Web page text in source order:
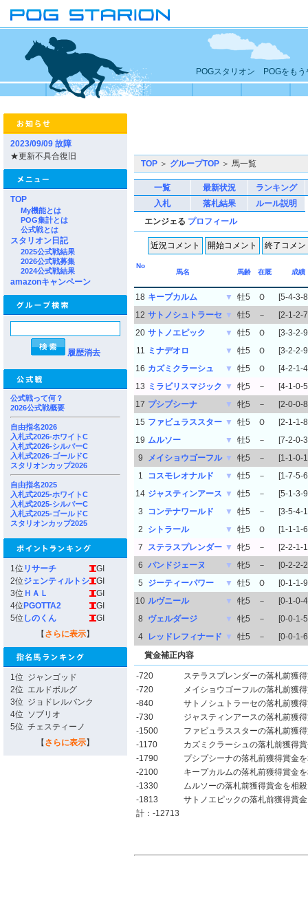
POGスタリオン POGをもう
2023/09/09 故障
★更新不具合復旧
TOP
My機能とは
POG集計とは
公式戦とは
スタリオン日記
2025公式戦結果
2026公式戦募集
2024公式戦結果
amazonキャンペーン
履歴消去
公式戦って何？
2026公式戦概要
自由指名2026
入札式2026-ホワイトC
入札式2026-シルバーC
入札式2026-ゴールドC
スタリオンカップ2026
自由指名2025
入札式2025-ホワイトC
入札式2025-シルバーC
入札式2025-ゴールドC
スタリオンカップ2025
1位 リサーチ
GI
2位ジェンティルトシ
GI
3位 ＨＡＬ
GI
4位 PGOTTA2
GI
5位 しのくん
GI
【 さらに表示】
1位 ジャンゴッド
2位 エルドボルグ
3位 ジョドレルバンク
4位 ソブリオ
5位 チェスティーノ
【 さらに表示】
TOP ＞ グループTOP ＞ 馬一覧
一覧 最新状況
ランキング
入札
落札結果
ルール説明
エンジェる プロフィール
No
馬名
馬齢 在厩 成績
18 キープカルム ▼ 牡5 Ｏ
[5-4-3-
12 サトノシュトラーセ ▼ 牡5 －
[2-1-2-
20 サトノエピック ▼ 牡5 Ｏ
[3-3-2-
11 ミナデオロ ▼ 牡5 Ｏ
[3-2-2-
16 カズミクラーシュ ▼ 牡5 Ｏ
[4-2-1-
13 ミラビリスマジック ▼ 牝5 －
[4-1-0-
17 プシプシーナ ▼ 牝5 －
[2-0-0-
15 ファビュラススター ▼ 牡5 Ｏ
[2-1-1-
19 ムルソー ▼ 牡5 －
[7-2-0-
9
メイショウゴーフル ▼ 牝5 －
[1-1-0-
1
コスモレオナルド ▼ 牡5 －
[1-7-5-
14 ジャスティンアース ▼ 牡5 －
[5-1-3-
3
コンテナワールド ▼ 牡5 －
[3-5-4-
2
シトラール ▼ 牡5 Ｏ
[1-1-1-
7
ステラスプレンダー ▼ 牝5 －
[2-2-1-
6 パンドジェーヌ ▼ 牝5 －
[0-2-2-
5
ジーティーパワー ▼ 牡5 Ｏ
[0-1-1-
10 ルヴニール ▼ 牝5 －
[0-1-0-
8
ヴェルダージ ▼ 牝5 －
[0-0-1-
4
レッドレフィナード ▼ 牡5 －
[0-0-1-
賞金補正内容
-720
ステラスプレンダーの落札前獲
-720
メイショウゴーフルの落札前獲
-840
サトノシュトラーセの落札前獲
-730
ジャスティンアースの落札前獲
-1500
ファビュラススターの落札前獲
-1170
カズミクラーシュの落札前獲得
-1790
プシプシーナの落札前獲得賞金
-2100
キープカルムの落札前獲得賞金
-1330
ムルソーの落札前獲得賞金を相殺
-1813
サトノエピックの落札前獲得賞
計：-12713